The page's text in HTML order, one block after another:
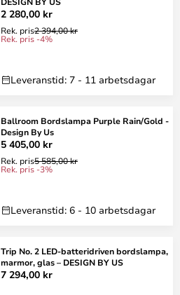
2 280,00 kr
Rek. pris2 394,00 kr
Rek. pris -4%
Leveranstid: 7 - 11 arbetsdagar
Ballroom Bordslampa Purple Rain/Gold -
Design By Us
5 405,00 kr
Rek. pris5 585,00 kr
Rek. pris -3%
Leveranstid: 6 - 10 arbetsdagar
Trip No. 2 LED-batteridriven bordslampa,
marmor, glas – DESIGN BY US
7 294,00 kr